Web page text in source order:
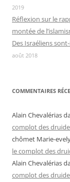
2019
Réflexion sur le
montée de
Des Israéliens
août 2018
COMMENTAIRES
Alain Chevalérias
complot des
chômet Marie-
le complot des
Alain Chevalérias
complot des